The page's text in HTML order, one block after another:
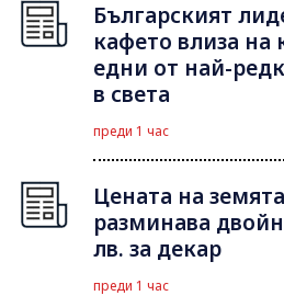
Българският
кафето влиза на
едни от най-
в света
преди 1 час
Цената на
разминава
лв. за декар
преди 1 час